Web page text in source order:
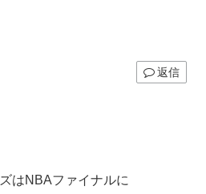
返信
はNBAファイナルに